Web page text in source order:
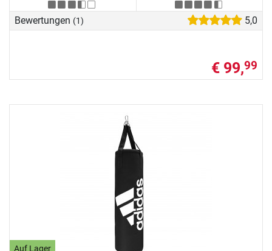
Bewertungen (1) 5,0
€ 99,99
Auf Lager